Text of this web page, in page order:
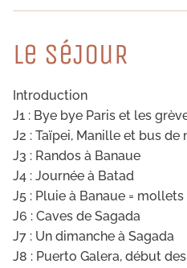
Le SéJouR
Introduction
J1 : Bye bye Paris et les
J2 : Taïpei, Manille et bus de
J3 : Randos à Banaue
J4 : Journée à Batad
J5 : Pluie à Banaue =
J6 : Caves de Sagada
J7 : Un dimanche à Sagada
J8 : Puerto Galera, début